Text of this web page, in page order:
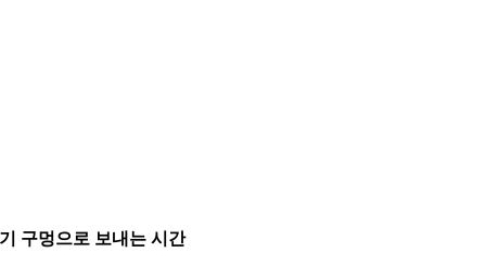
구멍으로 보내는 시간